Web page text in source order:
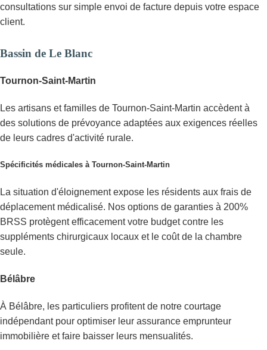
consultations sur simple envoi de facture depuis votre espace
client.
Bassin de Le Blanc
Tournon-Saint-Martin
Les artisans et familles de Tournon-Saint-Martin accèdent à
des solutions de prévoyance adaptées aux exigences réelles
de leurs cadres d'activité rurale.
Spécificités médicales à Tournon-Saint-Martin
La situation d'éloignement expose les résidents aux frais de
déplacement médicalisé. Nos options de garanties à 200%
BRSS protègent efficacement votre budget contre les
suppléments chirurgicaux locaux et le coût de la chambre
seule.
Bélâbre
À Bélâbre, les particuliers profitent de notre courtage
indépendant pour optimiser leur assurance emprunteur
immobilière et faire baisser leurs mensualités.